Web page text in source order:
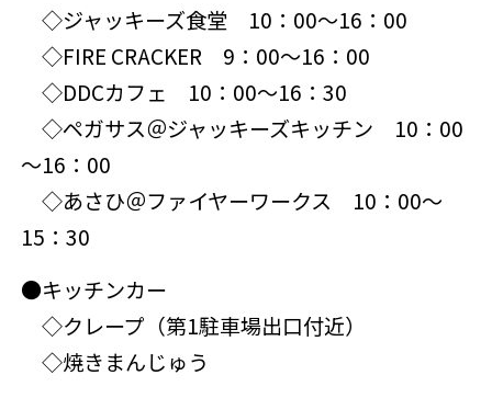
◇ジャッキーズ食堂 10：00～16：00
◇FIRE CRACKER 9：00～16：00
◇DDCカフェ 10：00～16：30
◇ペガサス＠ジャッキーズキッチン 10：00
～16：00
◇あさひ＠ファイヤーワークス 10：00～
15：30
●キッチンカー
◇クレープ（第1駐車場出口付近）
◇焼きまんじゅう